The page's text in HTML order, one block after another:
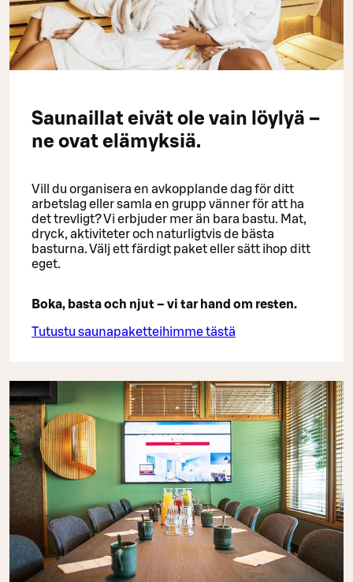
Saunaillat eivät ole vain löylyä –
ne ovat elämyksiä.
Vill du organisera en avkopplande dag för ditt
arbetslag eller samla en grupp vänner för att ha
det trevligt? Vi erbjuder mer än bara bastu. Mat,
dryck, aktiviteter och naturligtvis de bästa
basturna. Välj ett färdigt paket eller sätt ihop ditt
eget.
Boka, basta och njut – vi tar hand om resten.
Tutustu saunapaketteihimme tästä